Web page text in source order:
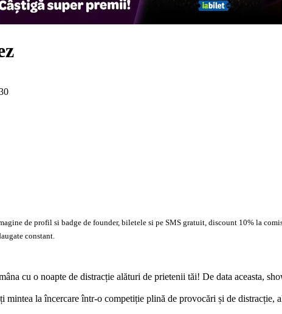
de profil si badge de founder, biletele si pe SMS gratuit, discount 10% la
constant.
cu o noapte de distracție alături de prietenii tăi! De data aceasta,
la încercare într-o competiție plină de provocări și de distracție,